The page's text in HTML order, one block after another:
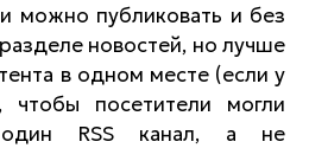
можно публиковать и без
новостей, но лучше
в одном месте (если у
чтобы посетители могли
один RSS канал, а не